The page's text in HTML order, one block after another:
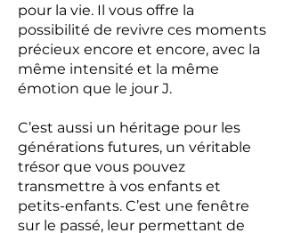
pour la vie. Il vous offre la
possibilité de revivre ces moments
précieux encore et encore, avec la
même intensité et la même
émotion que le jour J.
C’est aussi un héritage pour les
générations futures, un véritable
trésor que vous pouvez
transmettre à vos enfants et
petits-enfants. C’est une fenêtre
sur le passé, leur permettant de